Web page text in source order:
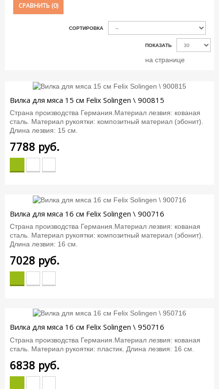
СРАВНИТЬ (0)
СОРТИРОВКА
ПОКАЗАТЬ
на странице
Вилка для мяса 15 см Felix Solingen \ 900815
Страна производства Германия.Материал лезвия: кованая
сталь. Материал рукоятки: композитный материал (эбонит).
Длина лезвия: 15 см.
7788 руб.
Вилка для мяса 16 см Felix Solingen \ 900716
Страна производства Германия.Материал лезвия: кованая
сталь. Материал рукоятки: композитный материал (эбонит).
Длина лезвия: 16 см.
7028 руб.
Вилка для мяса 16 см Felix Solingen \ 950716
Страна производства Германия.Материал лезвия: кованая
сталь. Материал рукоятки: пластик. Длина лезвия: 16 см.
6838 руб.